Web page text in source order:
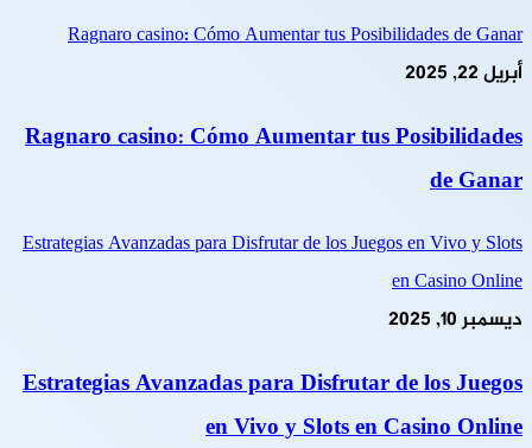
Ragnaro casino: Cómo Aumentar tus Posibilidades de Ganar
أبريل 22, 2025
Ragnaro casino: Cómo Aumentar tus Posibilidades
de Ganar
Estrategias Avanzadas para Disfrutar de los Juegos en Vivo y Slots
en Casino Online
ديسمبر 10, 2025
Estrategias Avanzadas para Disfrutar de los Juegos
en Vivo y Slots en Casino Online